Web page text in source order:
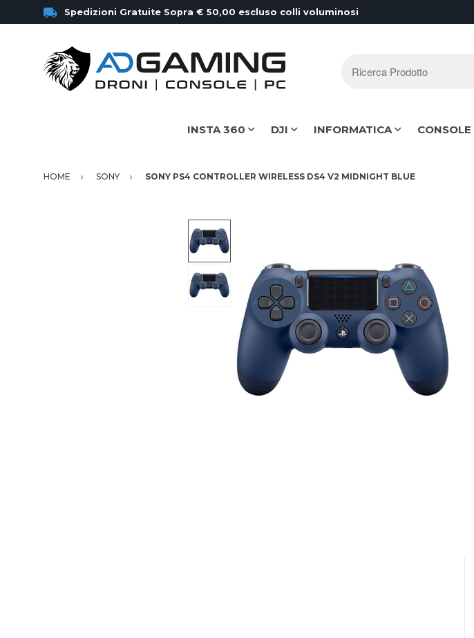
Spedizioni Gratuite Sopra € 50,00 escluso colli voluminosi
INSTA 360 DJI INFORMATICA CONSOLE
HOME SONY SONY PS4 CONTROLLER WIRELESS DS4 V2 MIDNIGHT BLUE